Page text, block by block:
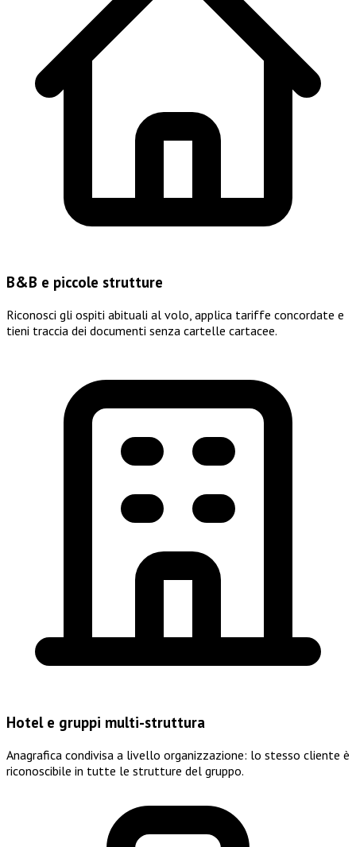
B&B e piccole strutture
Riconosci gli ospiti abituali al volo, applica tariffe concordate e
tieni traccia dei documenti senza cartelle cartacee.
Hotel e gruppi multi-struttura
Anagrafica condivisa a livello organizzazione: lo stesso cliente è
riconoscibile in tutte le strutture del gruppo.